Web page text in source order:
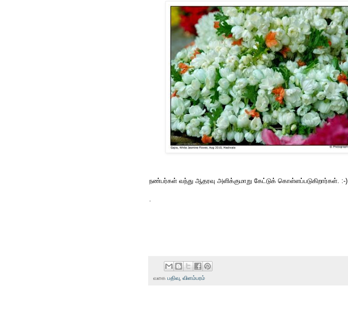
நண்பர்கள் வந்து ஆதரவு அளிக்குமாறு கேட்டுக் கொள்ளப்படுகிறார்கள். :-)
வகை பதிவு விளம்பரம்